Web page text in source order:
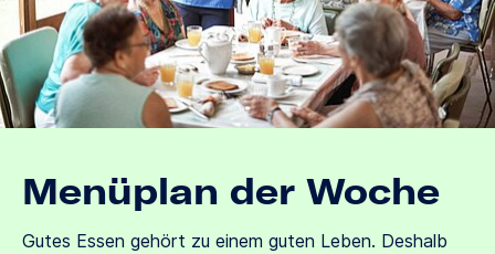
Menüplan der Woche
Gutes Essen gehört zu einem guten Leben. Deshalb